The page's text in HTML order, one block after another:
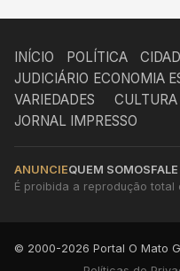
INÍCIO POLÍTICA
JUDICIÁRIO ECONOMIA
VARIEDADES
CULTURA
JORNAL IMPRESSO
ANUNCIEQUEM SOMOS
É proibida a reprodução
© 2000-2026 Portal O Mato